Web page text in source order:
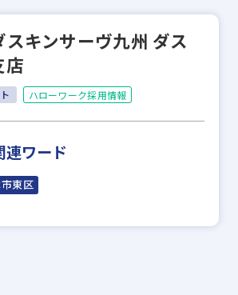
キンサーヴ九州 ダス
店
ハローワーク採用情報
連ワード
東区